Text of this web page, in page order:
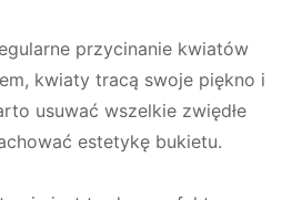
przycinanie kwiatów
kwiaty tracą swoje piękno i
usuwać wszelkie zwiędłe
estetykę bukietu.